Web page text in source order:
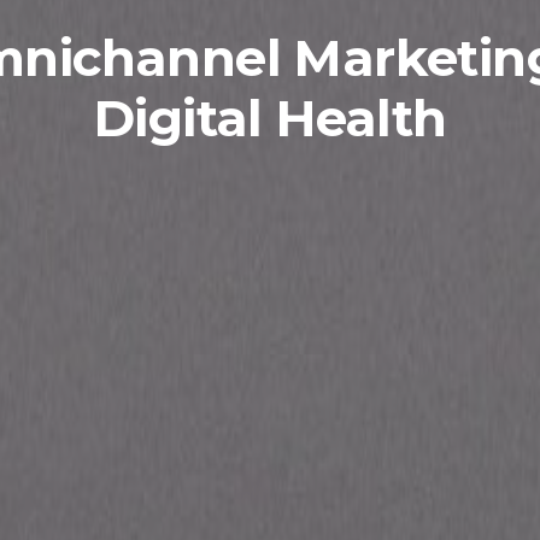
Digital Health